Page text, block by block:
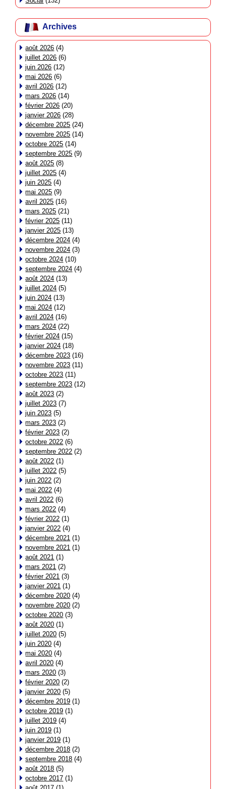
Archives
août 2026 (4)
juillet 2026 (6)
juin 2026 (12)
mai 2026 (6)
avril 2026 (12)
mars 2026 (14)
février 2026 (20)
janvier 2026 (28)
décembre 2025 (24)
novembre 2025 (14)
octobre 2025 (14)
septembre 2025 (9)
août 2025 (8)
juillet 2025 (4)
juin 2025 (4)
mai 2025 (9)
avril 2025 (16)
mars 2025 (21)
février 2025 (11)
janvier 2025 (13)
décembre 2024 (4)
novembre 2024 (3)
octobre 2024 (10)
septembre 2024 (4)
août 2024 (13)
juillet 2024 (5)
juin 2024 (13)
mai 2024 (12)
avril 2024 (16)
mars 2024 (22)
février 2024 (15)
janvier 2024 (18)
décembre 2023 (16)
novembre 2023 (11)
octobre 2023 (11)
septembre 2023 (12)
août 2023 (2)
juillet 2023 (7)
juin 2023 (5)
mars 2023 (2)
février 2023 (2)
octobre 2022 (6)
septembre 2022 (2)
août 2022 (1)
juillet 2022 (5)
juin 2022 (2)
mai 2022 (4)
avril 2022 (6)
mars 2022 (4)
février 2022 (1)
janvier 2022 (4)
décembre 2021 (1)
novembre 2021 (1)
août 2021 (1)
mars 2021 (2)
février 2021 (3)
janvier 2021 (1)
décembre 2020 (4)
novembre 2020 (2)
octobre 2020 (3)
août 2020 (1)
juillet 2020 (5)
juin 2020 (4)
mai 2020 (4)
avril 2020 (4)
mars 2020 (3)
février 2020 (2)
janvier 2020 (5)
décembre 2019 (1)
octobre 2019 (1)
juillet 2019 (4)
juin 2019 (1)
janvier 2019 (1)
décembre 2018 (2)
septembre 2018 (4)
août 2018 (5)
octobre 2017 (1)